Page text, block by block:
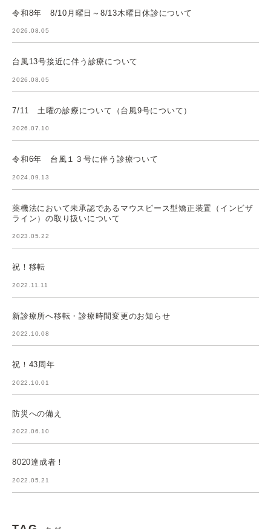
令和8年 8/10月曜日～8/13木曜日休診について
2026.08.05
台風13号接近に伴う診療について
2026.08.05
7/11 土曜の診療について（台風9号について）
2026.07.10
令和6年 台風１３号に伴う診療ついて
2024.09.13
薬機法において未承認であるマウスピース型矯正装置（インビザ
ライン）の取り扱いについて
2023.05.22
祝！移転
2022.11.11
新診療所へ移転・診療時間変更のお知らせ
2022.10.08
祝！43周年
2022.10.01
防災への備え
2022.06.10
8020達成者！
2022.05.21